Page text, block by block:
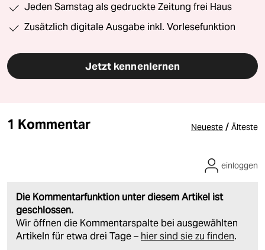
Jeden Samstag als gedruckte Zeitung frei Haus
Zusätzlich digitale Ausgabe inkl. Vorlesefunktion
Jetzt kennenlernen
1 Kommentar Neueste / Älteste
Die Kommentarfunktion unter diesem Artikel ist
geschlossen.
Wir öffnen die Kommentarspalte bei ausgewählten
Artikeln für etwa drei Tage – hier sind sie zu finden.
einloggen